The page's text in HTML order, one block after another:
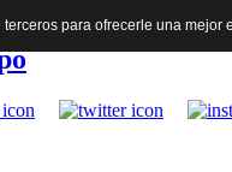
para ofrecerle una